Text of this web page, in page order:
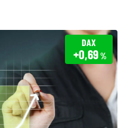
DAX
+0,69%